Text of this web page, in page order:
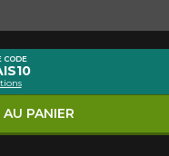
CODE
PANIER
de route